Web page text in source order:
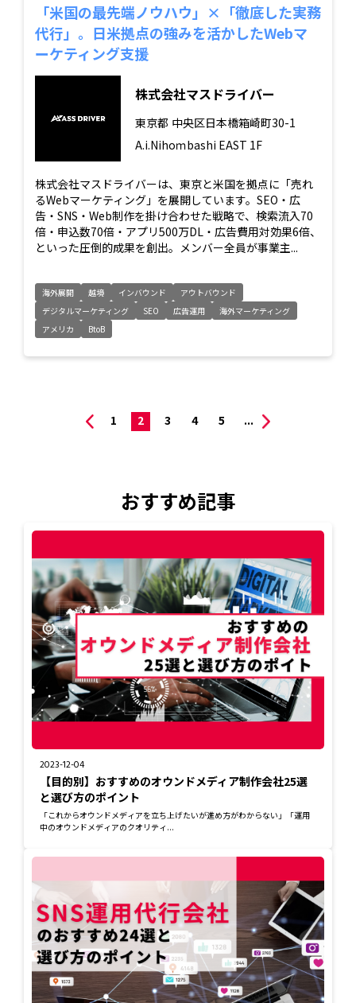
「米国の最先端ノウハウ」×「徹底した実務
代行」。日米拠点の強みを活かしたWebマ
ーケティング支援
株式会社マスドライバー
東京都 中央区日本橋箱崎町30-1
A.i.Nihoｍbashi EAST 1F
株式会社マスドライバーは、東京と米国を拠点に「売れ
るWebマーケティング」を展開しています。SEO・広
告・SNS・Web制作を掛け合わせた戦略で、検索流入70
倍・申込数70倍・アプリ500万DL・広告費用対効果6倍、
といった圧倒的成果を創出。メンバー全員が事業主...
海外展開 越境 インバウンド
アウトバウンド
デジタルマーケティング
SEO 広告運用
海外マーケティング
アメリカ
BtoB
1 2 3 4 5 ...
おすすめ記事
2023-12-04
【目的別】おすすめのオウンドメディア制作会社25選
と選び方のポイント
「これからオウンドメディアを立ち上げたいが進め方がわからない」「運用
中のオウンドメディアのクオリティ...